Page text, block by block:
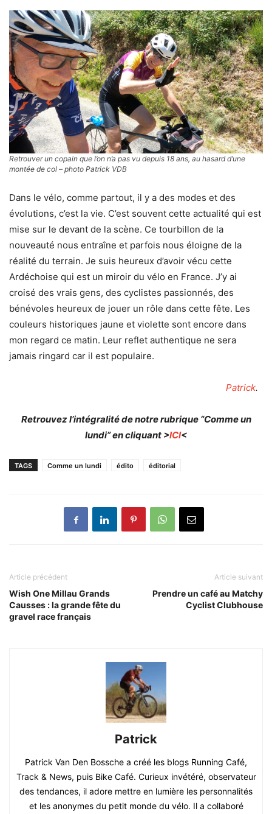
Retrouver un copain que l’on n’a pas vu depuis 18 ans, au hasard d’une
montée de col – photo Patrick VDB
Dans le vélo, comme partout, il y a des modes et des
évolutions, c’est la vie. C’est souvent cette actualité qui est
mise sur le devant de la scène. Ce tourbillon de la
nouveauté nous entraîne et parfois nous éloigne de la
réalité du terrain. Je suis heureux d’avoir vécu cette
Ardéchoise qui est un miroir du vélo en France. J’y ai
croisé des vrais gens, des cyclistes passionnés, des
bénévoles heureux de jouer un rôle dans cette fête. Les
couleurs historiques jaune et violette sont encore dans
mon regard ce matin. Leur reflet authentique ne sera
jamais ringard car il est populaire.
Patrick.
Retrouvez l’intégralité de notre rubrique “Comme un
lundi” en cliquant >ICI<
TAGS Comme un lundi édito éditorial
Article précédent
Wish One Millau Grands
Causses : la grande fête du
gravel race français
Article suivant
Prendre un café au Matchy
Cyclist Clubhouse
Patrick
Patrick Van Den Bossche a créé les blogs Running Café,
Track & News, puis Bike Café. Curieux invétéré, observateur
des tendances, il adore mettre en lumière les personnalités
et les anonymes du petit monde du vélo. Il a collaboré